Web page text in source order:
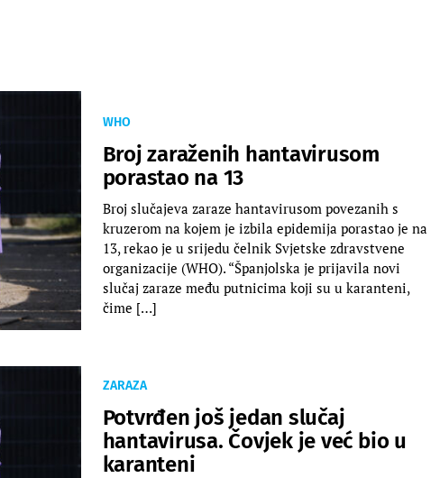
WHO
Broj zaraženih hantavirusom
porastao na 13
​Broj slučajeva zaraze hantavirusom povezanih s
kruzerom na kojem je izbila epidemija porastao je na
13, rekao je u srijedu čelnik Svjetske zdravstvene
organizacije (WHO). “Španjolska je prijavila novi
slučaj zaraze među putnicima koji su u karanteni,
čime […]
ZARAZA
Potvrđen još jedan slučaj
hantavirusa. Čovjek je već bio u
karanteni